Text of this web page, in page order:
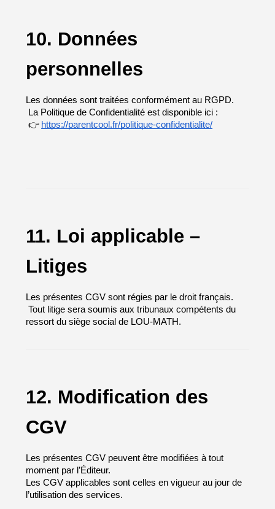
10. Données
personnelles
Les données sont traitées conformément au RGPD.
La Politique de Confidentialité est disponible ici :
👉 https://parentcool.fr/politique-confidentialite/
11. Loi applicable –
Litiges
Les présentes CGV sont régies par le droit français.
Tout litige sera soumis aux tribunaux compétents du
ressort du siège social de LOU-MATH.
12. Modification des
CGV
Les présentes CGV peuvent être modifiées à tout
moment par l’Éditeur.
Les CGV applicables sont celles en vigueur au jour de
l’utilisation des services.